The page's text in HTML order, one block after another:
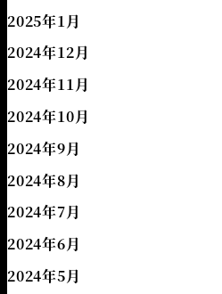
2025年1月
2024年12月
2024年11月
2024年10月
2024年9月
2024年8月
2024年7月
2024年6月
2024年5月